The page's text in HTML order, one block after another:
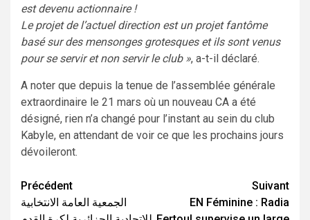
est devenu actionnaire !
Le projet de l’actuel direction est un projet fantôme
basé sur des mensonges grotesques et ils sont venus
pour se servir et non servir le club », a-t-il déclaré.
A noter que depuis la tenue de l’assemblée générale
extraordinaire le 21 mars où un nouveau CA a été
désigné, rien n’a changé pour l’instant au sein du club
Kabyle, en attendant de voir ce que les prochains jours
dévoileront.
Navigation
d’article
Précédent
الجمعية العامة الانتخابية
Suivant
EN Féminine : Radia